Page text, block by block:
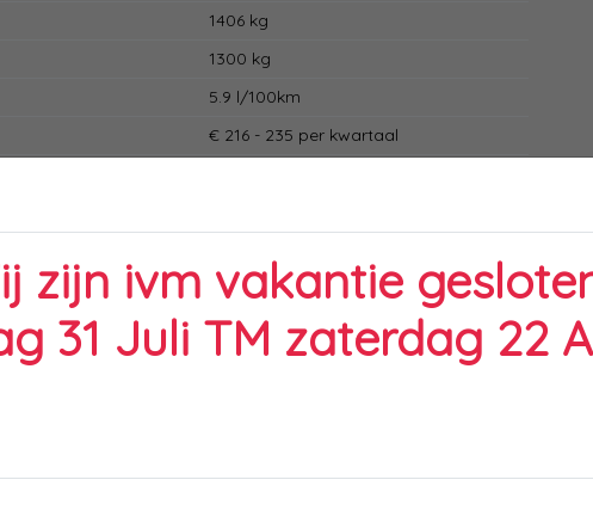
1406 kg
1300 kg
5.9 l/100km
€ 216 - 235 per kwartaal
zijn ivm vakantie
31 Juli TM zaterdag 22